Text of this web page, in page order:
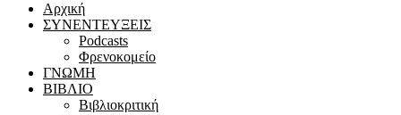
Αρχική
ΣΥΝΕΝΤΕΥΞΕΙΣ
Podcasts
Φρενοκομείο
ΓΝΩΜΗ
ΒΙΒΛΙΟ
Βιβλιοκριτική